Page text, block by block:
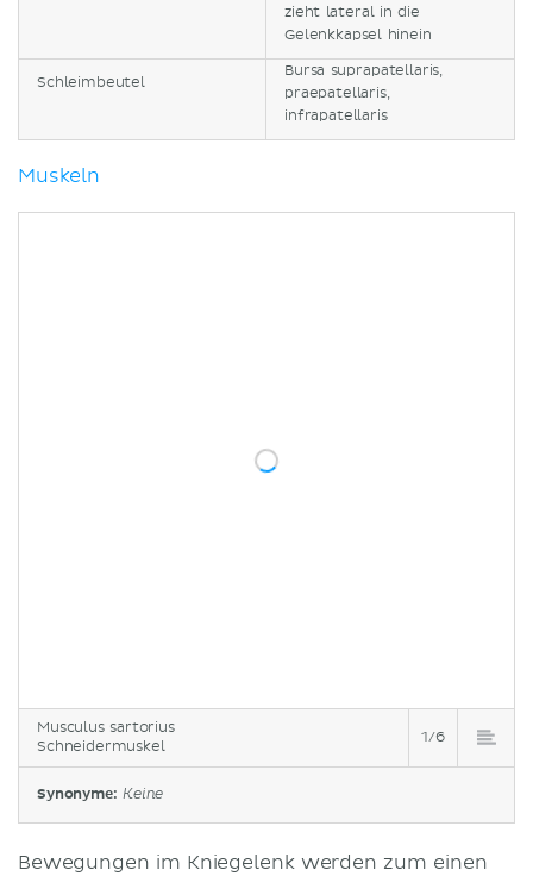
zieht lateral in die
Gelenkkapsel hinein
Schleimbeutel
Bursa suprapatellaris,
praepatellaris,
infrapatellaris
Muskeln
Musculus sartorius
Schneidermuskel
1/6
Synonyme: Keine
Bewegungen im Kniegelenk werden zum einen